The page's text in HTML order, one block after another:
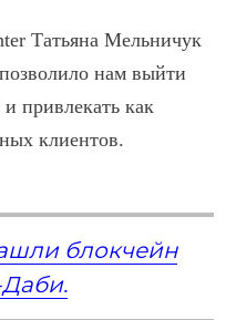
Татьяна Мельничук
нам выйти
привлекать как
клиентов.
блокчейн
Даби.